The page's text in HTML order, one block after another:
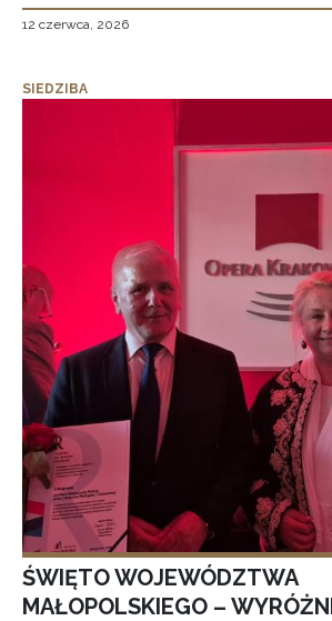
12 czerwca, 2026
SIEDZIBA
ŚWIĘTO WOJEWÓDZTWA
MAŁOPOLSKIEGO –